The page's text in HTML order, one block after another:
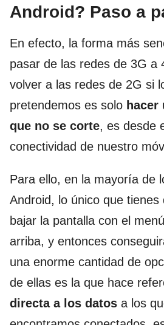
Android? Paso a
En efecto, la forma más
pasar de las redes de 3G a
volver a las redes de 2G si
pretendemos es solo hacer
que no se corte, es desde
conectividad de nuestro
Para ello, en la mayoría de
Android, lo único que tienes
bajar la pantalla con el
arriba, y entonces
una enorme cantidad de
de ellas es la que hace
directa a los datos a los